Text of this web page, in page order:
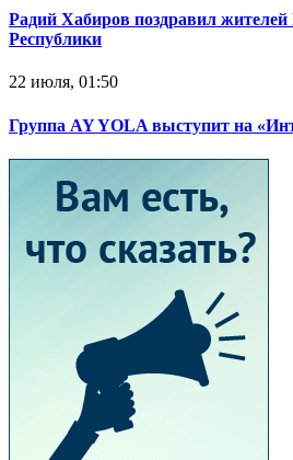
Радий Хабиров поздравил
Республики
22 июля, 01:50
Группа AY YOLA выступит на